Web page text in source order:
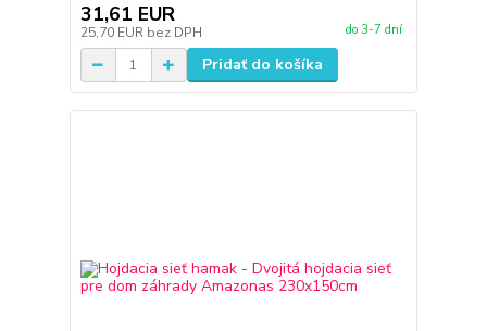
31,61 EUR
25,70 EUR bez DPH do 3-7 dní
Pridať do košíka